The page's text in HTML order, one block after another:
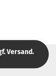
Versand.